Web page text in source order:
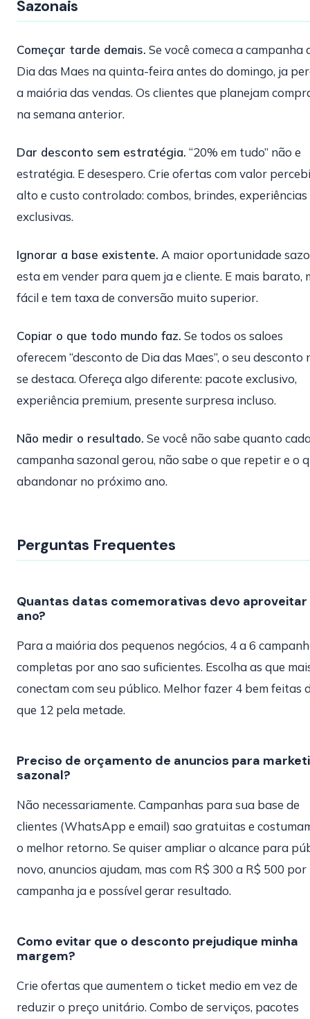
Sazonais
Começar tarde demais. Se você comeca a campanha
Dia das Maes na quinta-feira antes do domingo, ja
a maiória das vendas. Os clientes que planejam
na semana anterior.
Dar desconto sem estratégia. “20% em tudo” não e
estratégia. E desespero. Crie ofertas com valor
alto e custo controlado: combos, brindes, experiências
exclusivas.
Ignorar a base existente. A maior oportunidade
esta em vender para quem ja e cliente. E mais barato,
fácil e tem taxa de conversão muito superior.
Copiar o que todo mundo faz. Se todos os saloes
oferecem “desconto de Dia das Maes”, o seu desconto
se destaca. Ofereça algo diferente: pacote exclusivo,
experiência premium, presente surpresa incluso.
Não medir o resultado. Se você não sabe quanto
campanha sazonal gerou, não sabe o que repetir e o
abandonar no próximo ano.
Perguntas Frequentes
Quantas datas comemorativas devo aproveitar
ano?
Para a maiória dos pequenos negócios, 4 a 6
completas por ano sao suficientes. Escolha as que
conectam com seu público. Melhor fazer 4 bem feitas
que 12 pela metade.
Preciso de orçamento de anuncios para
sazonal?
Não necessariamente. Campanhas para sua base de
clientes (WhatsApp e email) sao gratuitas e
o melhor retorno. Se quiser ampliar o alcance para
novo, anuncios ajudam, mas com R$ 300 a R$ 500 por
campanha ja e possível gerar resultado.
Como evitar que o desconto prejudique minha
margem?
Crie ofertas que aumentem o ticket medio em vez de
reduzir o preço unitário. Combo de serviços, pacotes